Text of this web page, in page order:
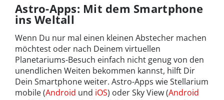
Astro-Apps: Mit dem Smartphone
ins Weltall
Wenn Du nur mal einen kleinen Abstecher machen
möchtest oder nach Deinem virtuellen
Planetariums-Besuch einfach nicht genug von den
unendlichen Weiten bekommen kannst, hilft Dir
Dein Smartphone weiter. Astro-Apps wie Stellarium
mobile (Android und iOS) oder Sky View (Android